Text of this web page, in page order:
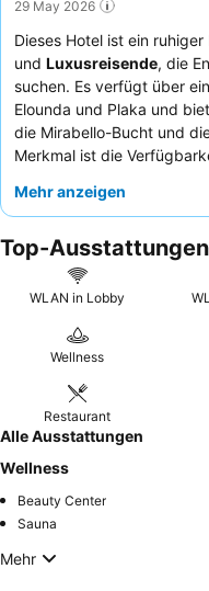
29 May 2026
Dieses Hotel ist ein
und Luxusreisende, die
suchen. Es verfügt über
Elounda und Plaka und
die Mirabello-Bucht und
Merkmal ist die
Erlebnis bieten. Die Gäste
Frühstücksbuffetmit
sollten Sie ein Zimmer in
Privatsphäre und einen
Mehr anzeigen
Top-
WLAN in Lobby
Wellness
Restaurant
Alle Ausstattungen
Wellness
Beauty Center
Sauna
Mehr